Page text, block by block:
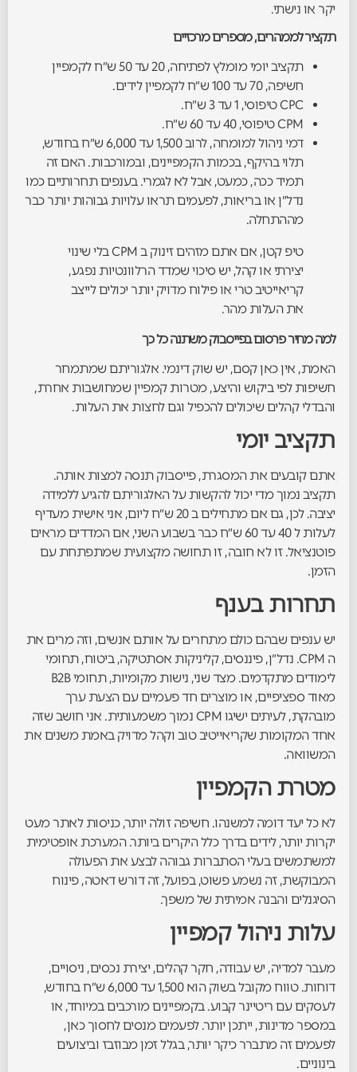
יקר או נישתי.
תקציר לממהרים, מספרים מרכזיים
תקציב יומי מומלץ לפתיחה, 20 עד 50 ש״ח לקמפיין
חשיפה, 70 עד 100 ש״ח לקמפיין לידים.
CPC טיפוסי, 1 עד 3 ש״ח.
CPM טיפוסי, 40 עד 60 ש״ח.
דמי ניהול למומחה, לרוב 1,500 עד 6,000 ש״ח בחודש,
תלוי בהיקף, בכמות הקמפיינים, ובמורכבות. האם זה
תמיד ככה, כמעט, אבל לא לגמרי. בענפים תחרותיים כמו
נדל״ן או בריאות, לפעמים תראו עלויות גבוהות יותר כבר
מההתחלה.
טיפ קטן, אם אתם מזהים זינוק ב CPM בלי שינוי
יצירתי או קהל, יש סיכוי שמדד הרלוונטיות נפגע,
קריאייטיב טרי או פילוח מדויק יותר יכולים לייצב
את העלות מהר.
למה מחיר פרסום בפייסבוק משתנה כל כך
האמת, אין כאן קסם, יש שוק דינמי. אלגוריתם שמתמחר
חשיפות לפי ביקוש והיצע, מטרות קמפיין שמחושבות אחרת,
והבדלי קהלים שיכולים להכפיל וגם לחצות את העלות.
תקציב יומי
אתם קובעים את המסגרת, פייסבוק תנסה למצות אותה.
תקציב נמוך מדי יכול להקשות על האלגוריתם להגיע ללמידה
יציבה. לכן, גם אם מתחילים ב 20 ש״ח ליום, אני אישית מעדיף
לעלות ל 40 עד 60 ש״ח כבר בשבוע השני, אם המדדים מראים
פוטנציאל. זו לא חובה, זו תחושה מקצועית שמתפתחת עם
הזמן.
תחרות בענף
יש ענפים שבהם כולם מתחרים על אותם אנשים, וזה מרים את
ה CPM. נדל״ן, פיננסים, קליניקות אסתטיקה, ביטוח, תחומי
לימודים מתקדמים. מצד שני, נישות מקומיות, תחומי B2B
מאוד ספציפיים, או מוצרים חד פעמיים עם הצעת ערך
מובהקת, לעיתים ישיגו CPM נמוך משמעותית. אני חושב שזה
אחד המקומות שקריאייטיב טוב וקהל מדויק באמת משנים את
המשוואה.
מטרת הקמפיין
לא כל יעד דומה למשנהו. חשיפה זולה יותר, כניסות לאתר מעט
יקרות יותר, לידים בדרך כלל היקרים ביותר. המערכת אופטימית
למשתמשים בעלי הסתברות גבוהה לבצע את הפעולה
המבוקשת, זה נשמע פשוט, בפועל, זה דורש דאטה, פינוח
הסיגנלים והבנה אמיתית של משפך.
עלות ניהול קמפיין
מעבר למדיה, יש עבודה, חקר קהלים, יצירת נכסים, ניסויים,
דוחות. טווח מקובל בשוק הוא 1,500 עד 6,000 ש״ח בחודש,
לעסקים עם ריטיינר קבוע. בקמפיינים מורכבים במיוחד, או
במספר מדינות, ייתכן יותר. לפעמים מנסים לחסוך כאן,
לפעמים זה מתברר כיקר יותר, בגלל זמן מבוזבז וביצועים
בינוניים.